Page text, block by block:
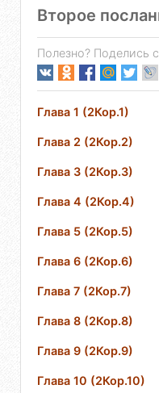
Второе
Полезно? Поделись
Глава 1 (2Кор.1)
Глава 2 (2Кор.2)
Глава 3 (2Кор.3)
Глава 4 (2Кор.4)
Глава 5 (2Кор.5)
Глава 6 (2Кор.6)
Глава 7 (2Кор.7)
Глава 8 (2Кор.8)
Глава 9 (2Кор.9)
Глава 10 (2Кор.10)